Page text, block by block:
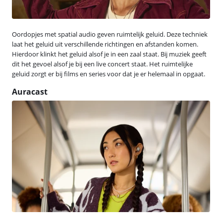
Oordopjes met spatial audio geven ruimtelijk geluid. Deze techniek
laat het geluid uit verschillende richtingen en afstanden komen.
Hierdoor klinkt het geluid alsof je in een zaal staat. Bij muziek geeft
dit het gevoel alsof je bij een live concert staat. Het ruimtelijke
geluid zorgt er bij films en series voor dat je er helemaal in opgaat.
Auracast